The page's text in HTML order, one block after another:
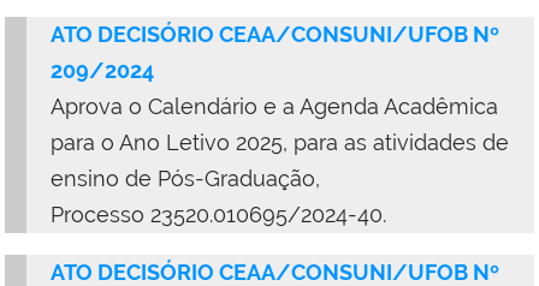
ATO DECISÓRIO CEAA/CONSUNI/UFOB Nº
209/2024
Aprova o Calendário e a Agenda Acadêmica
para o Ano Letivo 2025, para as atividades de
ensino de Pós-Graduação,
Processo 23520.010695/2024-40.
ATO DECISÓRIO CEAA/CONSUNI/UFOB Nº